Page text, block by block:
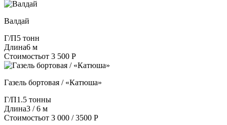
Валдай
Г/П5 тонн
Длина6 м
Стоимостьот 3 500 Р
Газель бортовая / «Катюша»
Г/П1.5 тонны
Длина3 / 6 м
Стоимостьот 3 000 / 3500 Р